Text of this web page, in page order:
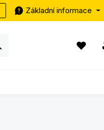
Základní informace
Máte